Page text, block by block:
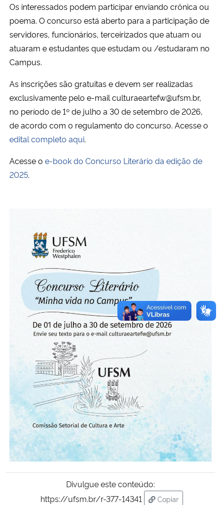
Os interessados podem participar enviando crônica ou
poema. O concurso está aberto para a participação de
servidores, funcionários, terceirizados que atuam ou
atuaram e estudantes que estudam ou /estudaram no
Campus.
As inscrições são gratuitas e devem ser realizadas
exclusivamente pelo e-mail culturaeartefw@ufsm.br,
no período de 1º de julho a 30 de setembro de 2026,
de acordo com o regulamento do concurso. Acesse o
edital completo aqui.
Acesse o e-book do Concurso Literário da edição de
2025.
Divulgue este conteúdo:
https://ufsm.br/r-377-14341
Copiar